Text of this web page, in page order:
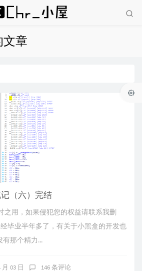
文章
（六）完结
之用，如果侵犯您的权益请联系我删
毕业半年多了，有关于小黑盒的开发也
那个精力...
月 03 日 146 条评论